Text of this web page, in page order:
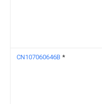
CN107060646B *